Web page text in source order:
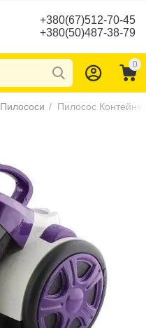
+380(67)512-70-45
+380(50)487-38-79
0
Пилососи /